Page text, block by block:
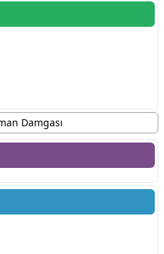
Damgası